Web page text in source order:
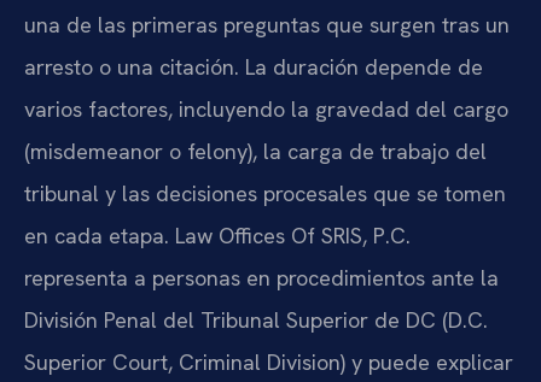
una de las primeras preguntas que surgen tras un
arresto o una citación. La duración depende de
varios factores, incluyendo la gravedad del cargo
(misdemeanor o felony), la carga de trabajo del
tribunal y las decisiones procesales que se tomen
en cada etapa. Law Offices Of SRIS, P.C.
representa a personas en procedimientos ante la
División Penal del Tribunal Superior de DC (D.C.
Superior Court, Criminal Division) y puede explicar